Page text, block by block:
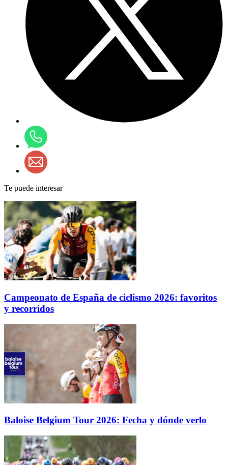
Te puede interesar
Campeonato de España de ciclismo 2026: favoritos
y recorridos
Baloise Belgium Tour 2026: Fecha y dónde verlo